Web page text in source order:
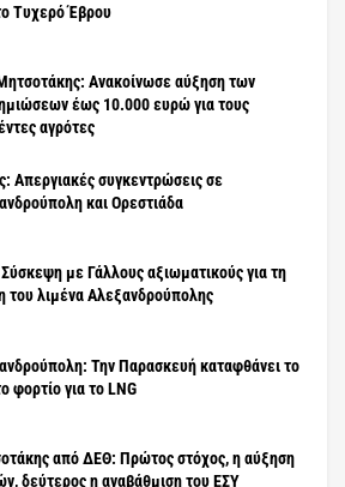
Τυχερό Έβρου
Ανακοίνωσε αύξηση των
έως 10.000 ευρώ για τους
αγρότες
Απεργιακές συγκεντρώσεις σε
και Ορεστιάδα
με Γάλλους αξιωματικούς για τη
του λιμένα Αλεξανδρούπολης
Την Παρασκευή καταφθάνει το
φορτίο για το LNG
από ΔΕΘ: Πρώτος στόχος, η αύξηση
δεύτερος η αναβάθμιση του ΕΣΥ